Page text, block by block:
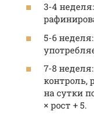
3-4
5-6
7-8
контроль,
на сутки
× рост + 5.